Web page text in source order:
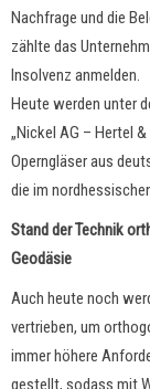
Nachfrage und die
zählte das
Insolvenz anmelden.
Heute werden unter
„Nickel AG – Hertel
Operngläser aus
die im
Stand der Technik
Geodäsie
Auch heute noch
vertrieben, um
immer höhere
gestellt, sodass mit